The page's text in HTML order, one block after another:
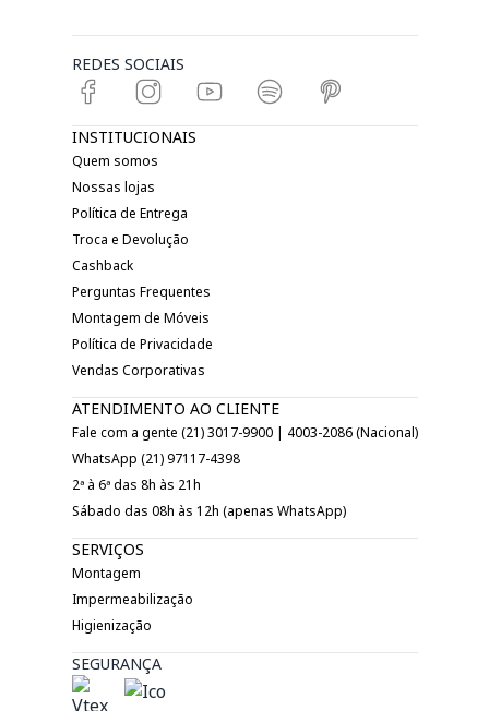
REDES SOCIAIS
INSTITUCIONAIS
Quem somos
Nossas lojas
Política de Entrega
Troca e Devolução
Cashback
Perguntas Frequentes
Montagem de Móveis
Política de Privacidade
Vendas Corporativas
ATENDIMENTO AO CLIENTE
Fale com a gente (21) 3017-9900 | 4003-2086 (Nacional)
WhatsApp (21) 97117-4398
2ª à 6ª das 8h às 21h
Sábado das 08h às 12h (apenas WhatsApp)
SERVIÇOS
Montagem
Impermeabilização
Higienização
SEGURANÇA